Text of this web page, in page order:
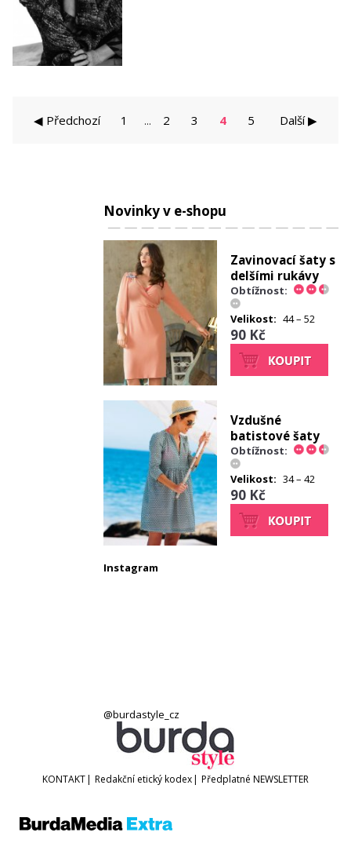
◀ Předchozí 1 ... 2 3 4 5 Další ▶
Novinky v e-shopu
Zavinovací šaty s
delšími rukávy
Obtížnost:
Velikost: 44 – 52
90 Kč
Vzdušné
batistové šaty
Obtížnost:
Velikost: 34 – 42
90 Kč
Instagram
@burdastyle_cz
KONTAKT| Redakční etický kodex| Předplatné NEWSLETTER